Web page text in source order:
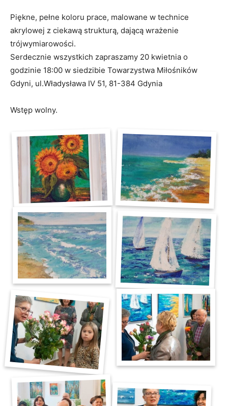
Piękne, pełne koloru prace, malowane w technice
akrylowej z ciekawą strukturą, dającą wrażenie
trójwymiarowości.
Serdecznie wszystkich zapraszamy 20 kwietnia o
godzinie 18:00 w siedzibie Towarzystwa Miłośników
Gdyni, ul.Władysława IV 51, 81-384 Gdynia
Wstęp wolny.